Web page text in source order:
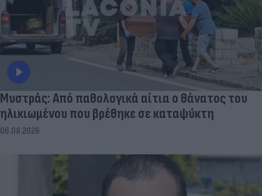
Μυστράς: Από παθολογικά αίτια ο θάνατος του
ηλικιωμένου που βρέθηκε σε καταψύκτη
06.08.2026